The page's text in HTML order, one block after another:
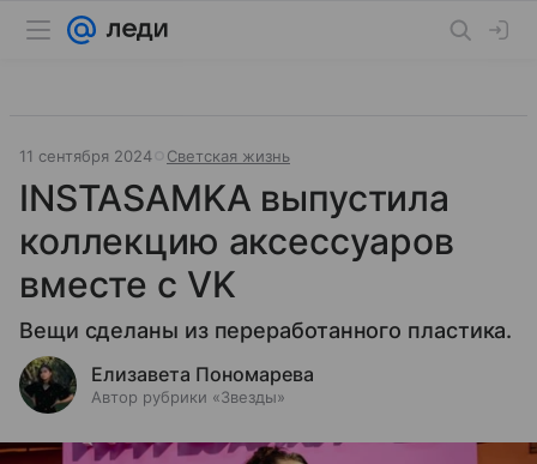
11 сентября 2024 Светская жизнь
INSTASAMKA выпустила
коллекцию аксессуаров
вместе с VK
Вещи сделаны из переработанного пластика.
Елизавета Пономарева
Автор рубрики «Звезды»